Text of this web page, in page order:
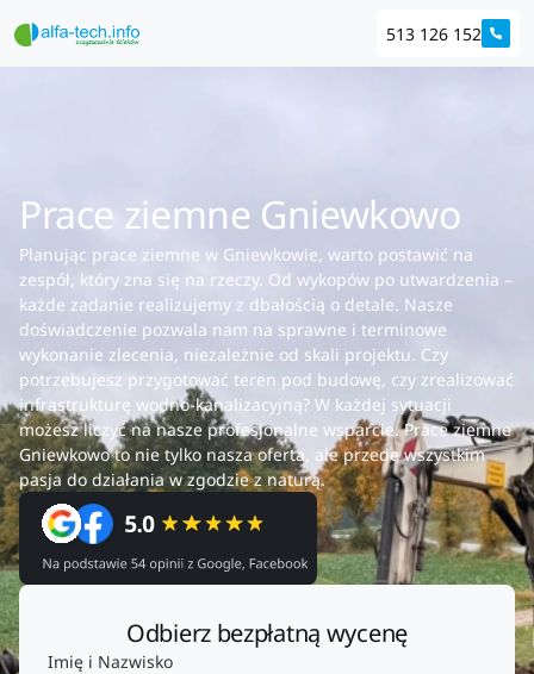
513 126 152
Prace ziemne Gniewkowo
Planując prace ziemne w Gniewkowie, warto postawić na
zespół, który zna się na rzeczy. Od wykopów po utwardzenia –
każde zadanie realizujemy z dbałością o detale. Nasze
doświadczenie pozwala nam na sprawne i terminowe
wykonanie zlecenia, niezależnie od skali projektu. Czy
potrzebujesz przygotować teren pod budowę, czy zrealizować
infrastrukturę wodno-kanalizacyjną? W każdej sytuacji
możesz liczyć na nasze profesjonalne wsparcie. Prace ziemne
Gniewkowo to nie tylko nasza oferta, ale przede wszystkim
pasja do działania w zgodzie z naturą.
Odbierz bezpłatną wycenę
Imię i Nazwisko